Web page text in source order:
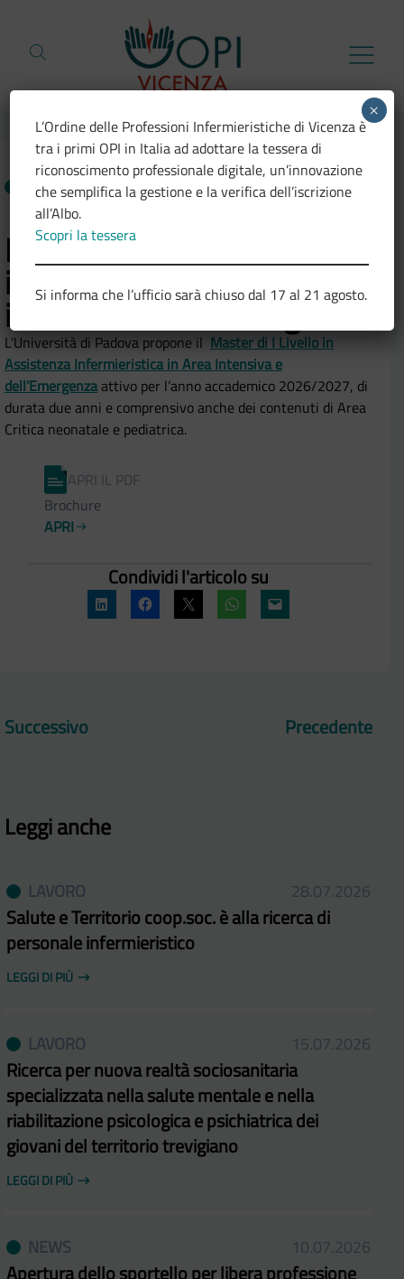
NEWS 08.06.2026
Master I Livello: Assistenza
infermieristica in area
intensiva e dell’emergenza
L’Università di Padova propone il Master di I Livello in
Assistenza Infermieristica in Area Intensiva e
dell’Emergenzaattivo per l’anno accademico 2026/2027, di
durata due anni e comprensivo anche dei contenuti di Area
Critica neonatale e pediatrica.
APRI IL PDF
Brochure
APRI
Condividi l'articolo su
Successivo Precedente
Leggi anche
LAVORO 28.07.2026
Salute e Territorio coop.soc. è alla ricerca di
personale infermieristico
LEGGI DI PIÙ
LAVORO 15.07.2026
Ricerca per nuova realtà sociosanitaria
specializzata nella salute mentale e nella
riabilitazione psicologica e psichiatrica dei
giovani del territorio trevigiano
LEGGI DI PIÙ
NEWS 10.07.2026
Apertura dello sportello per libera professione
L’Ordine delle Professioni Infermieristiche di Vicenza è
tra i primi OPI in Italia ad adottare la tessera di
riconoscimento professionale digitale, un’innovazione
che semplifica la gestione e la verifica dell’iscrizione
all’Albo.
Scopri la tessera
Si informa che l’ufficio sarà chiuso dal 17 al 21 agosto.
×